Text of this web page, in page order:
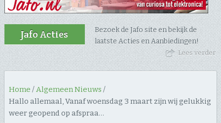
Jafo Acties
Bezoek de Jafo site en bekijk de
laatste Acties en Aanbiedingen!
Lees verder
Home /Algemeen Nieuws /
Hallo allemaal, Vanaf woensdag 3 maart zijn wij gelukkig
weer geopend op afspraa…